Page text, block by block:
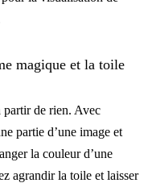
magique et la toile
partir de rien. Avec
partie d’une image et
la couleur d’une
agrandir la toile et laisser